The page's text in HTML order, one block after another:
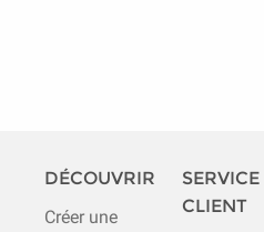
DÉCOUVRIR
Créer une
SERVICE
CLIENT